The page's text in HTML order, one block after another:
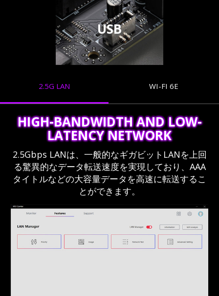
USB
2.5G LAN WI-FI 6E
HIGH-BANDWIDTH AND LOW-
LATENCY NETWORK
2.5Gbps LANは、一般的なギガビットLANを上回
る驚異的なデータ転送速度を実現しており、AAA
タイトルなどの大容量データを高速に転送するこ
とができます。